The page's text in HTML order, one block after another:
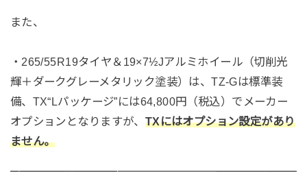
また、
・265/55R19タイヤ＆19×7½Jアルミホイール（切削光
輝＋ダークグレーメタリック塗装）は、TZ-Gは標準装
備、TX“Lパッケージ”には64,800円（税込）でメーカー
オプションとなりますが、 TXにはオプション設定があり
ません。